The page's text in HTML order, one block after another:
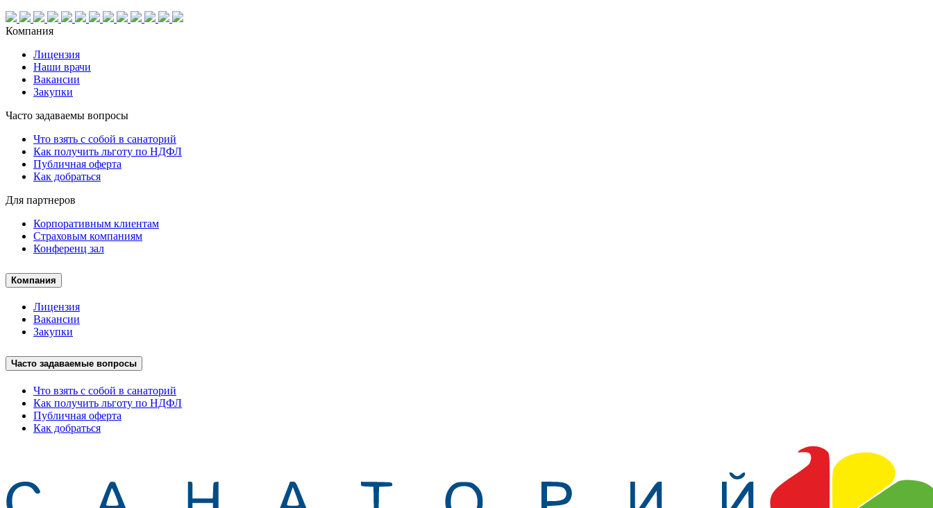
Компания
Лицензия
Наши врачи
Вакансии
Закупки
Часто задаваемы вопросы
Что взять с собой в санаторий
Как получить льготу по НДФЛ
Публичная оферта
Как добраться
Для партнеров
Корпоративным клиентам
Страховым компаниям
Конференц зал
Компания
Лицензия
Вакансии
Закупки
Часто задаваемые вопросы
Что взять с собой в санаторий
Как получить льготу по НДФЛ
Публичная оферта
Как добраться